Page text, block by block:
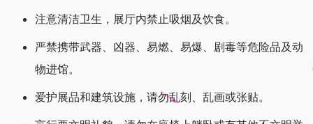
注意清洁卫生，展厅内禁止吸烟及饮食。
严禁携带武器、凶器、易燃、易爆、剧毒等危险品及动
物进馆。
爱护展品和建筑设施，请勿乱刻、乱画或张贴。